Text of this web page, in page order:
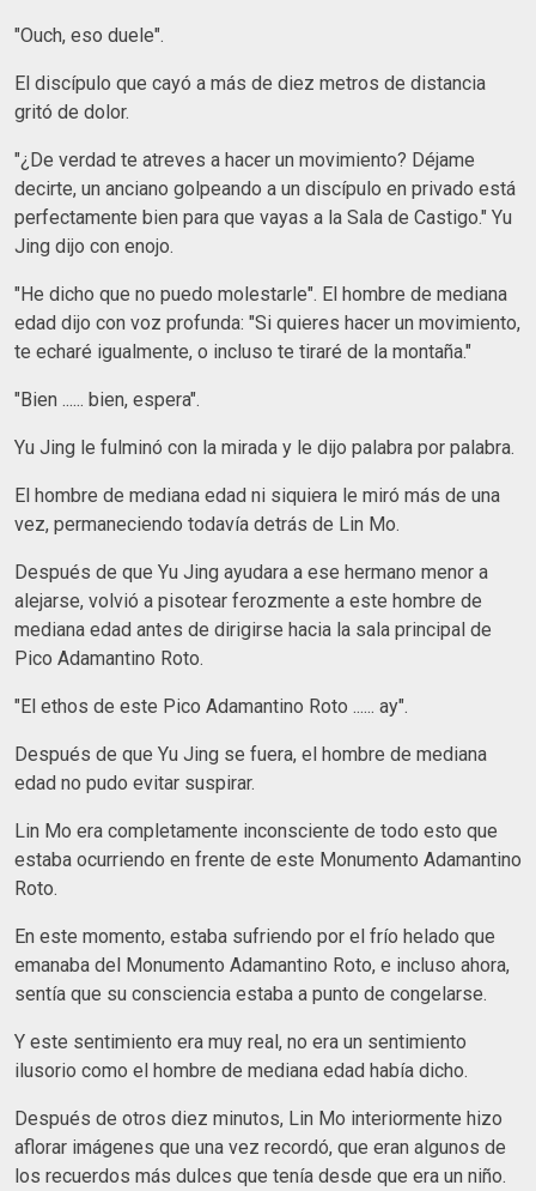
"Ouch, eso duele".
El discípulo que cayó a más de diez metros de distancia
gritó de dolor.
"¿De verdad te atreves a hacer un movimiento? Déjame
decirte, un anciano golpeando a un discípulo en privado está
perfectamente bien para que vayas a la Sala de Castigo." Yu
Jing dijo con enojo.
"He dicho que no puedo molestarle". El hombre de mediana
edad dijo con voz profunda: "Si quieres hacer un movimiento,
te echaré igualmente, o incluso te tiraré de la montaña."
"Bien ...... bien, espera".
Yu Jing le fulminó con la mirada y le dijo palabra por palabra.
El hombre de mediana edad ni siquiera le miró más de una
vez, permaneciendo todavía detrás de Lin Mo.
Después de que Yu Jing ayudara a ese hermano menor a
alejarse, volvió a pisotear ferozmente a este hombre de
mediana edad antes de dirigirse hacia la sala principal de
Pico Adamantino Roto.
"El ethos de este Pico Adamantino Roto ...... ay".
Después de que Yu Jing se fuera, el hombre de mediana
edad no pudo evitar suspirar.
Lin Mo era completamente inconsciente de todo esto que
estaba ocurriendo en frente de este Monumento Adamantino
Roto.
En este momento, estaba sufriendo por el frío helado que
emanaba del Monumento Adamantino Roto, e incluso ahora,
sentía que su consciencia estaba a punto de congelarse.
Y este sentimiento era muy real, no era un sentimiento
ilusorio como el hombre de mediana edad había dicho.
Después de otros diez minutos, Lin Mo interiormente hizo
aflorar imágenes que una vez recordó, que eran algunos de
los recuerdos más dulces que tenía desde que era un niño.